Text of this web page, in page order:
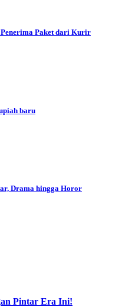
Paket dari Kurir
baru
Drama hingga Horor
Pintar Era Ini!